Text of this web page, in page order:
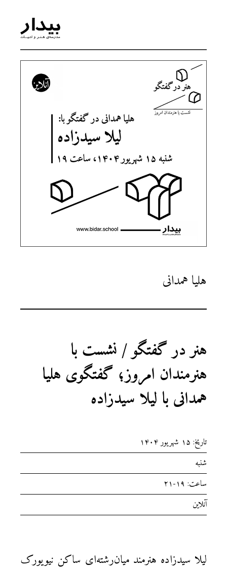
هلیا همدانی
هنر در گفتگو / نشست با
هنرمندان امروز؛ گفتگوی هلیا
همدانی با لیلا سیدزاده
تاریخ: ۱۵ شهریور ۱۴۰۴
شنبه
ساعت: ۱۹-۲۱
آنلاین
لیلا سیدزاده هنرمند میان‌رشته‌ای ساکن نیویورک